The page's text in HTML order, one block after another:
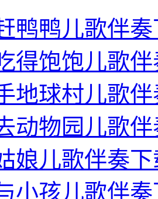
鸭鸭儿歌伴奏
得饱饱儿歌伴
地球村儿歌
动物园儿歌伴
娘儿歌伴奏下
小孩儿歌伴奏